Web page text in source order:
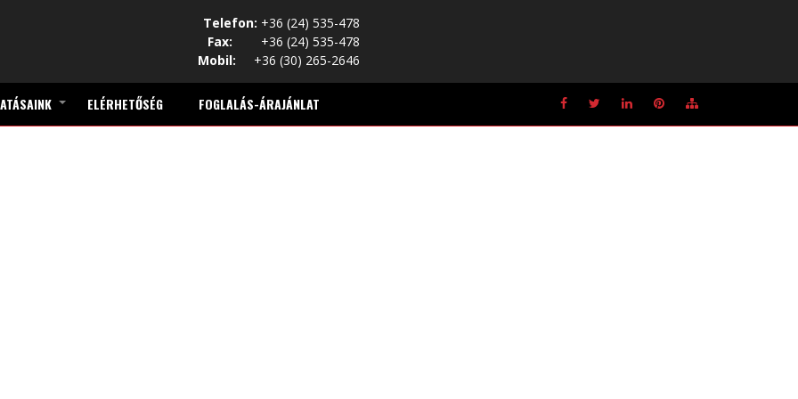
Telefon: +36 (24) 535-478
Fax: +36 (24) 535-478
Mobil: +36 (30) 265-2646
+ ELÉRHETŐSÉG FOGLALÁS-ÁRAJÁNLAT